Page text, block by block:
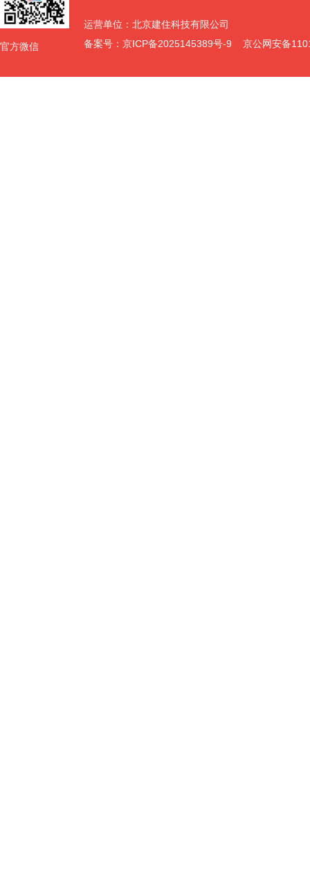
5、接受大中型企业与小微企业组成联合体或者允许大中型企业向一
微企业的合同份额占到合同总金额(略)%以上的，采购人、采购代理
的扣除，用扣除后的价格参加评审。适用招标投标法的政府采购工
官方微信
运营单位：北京建住科技有限公司
备案号： 京ICP备2025145389号-9 京公网安备